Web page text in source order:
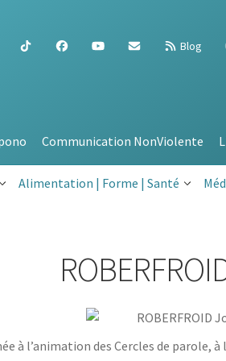
Blog
Communication NonViolente
Alimentation | Forme | Santé
à l’animation des Cercles de parole,